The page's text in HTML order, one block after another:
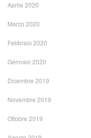
Aprile 2020
Marzo 2020
Febbraio 2020
Gennaio 2020
Dicembre 2019
Novembre 2019
Ottobre 2019